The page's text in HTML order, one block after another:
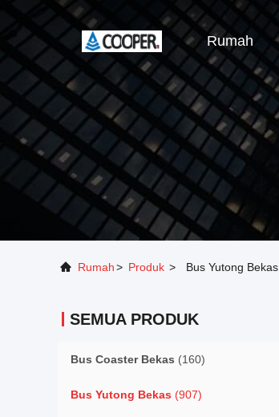
Rumah
Rumah> Produk > Bus Yutong Bekas
SEMUA PRODUK
Bus Coaster Bekas (160)
Bus Yutong Bekas (907)